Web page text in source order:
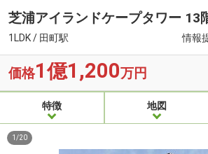
芝浦アイランドケープタワー 13
1LDK / 田町駅 情報
価格1億1,200万円
特徴 地図
1 /20